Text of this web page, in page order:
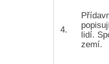
4.
lidí.
zemí.